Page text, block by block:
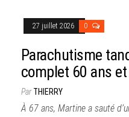
27 juillet 2026 0
Parachutisme
complet 60 ans
ParTHIERRY
À 67 ans, Martine a sauté